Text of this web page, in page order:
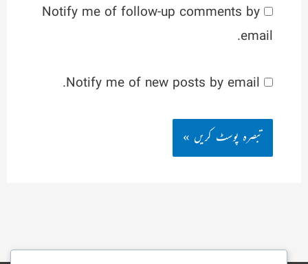
Notify me of follow-up comments by
email.
Notify me of new posts by email.